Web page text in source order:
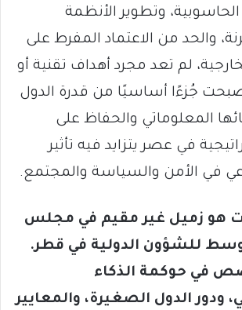
الحاسوبية، وتطوير الأنظمة
والحد من الاعتماد المفرط على
لم تعد مجرد أهداف تقنية أو
جُزءًا أساسيًا من قدرة الدول
المعلوماتي والحفاظ على
في عصر يتزايد فيه تأثير
في الأمن والسياسة والمجتمع.
هو زميل غير مقيم في مجلس
للشؤون الدولية في قطر.
في حوكمة الذكاء
ودور الدول الصغيرة، والمعايير